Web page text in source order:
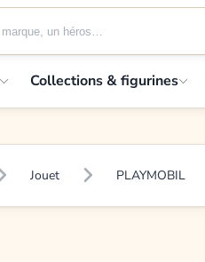
Collections & figurines
Jouet PLAYMOBIL